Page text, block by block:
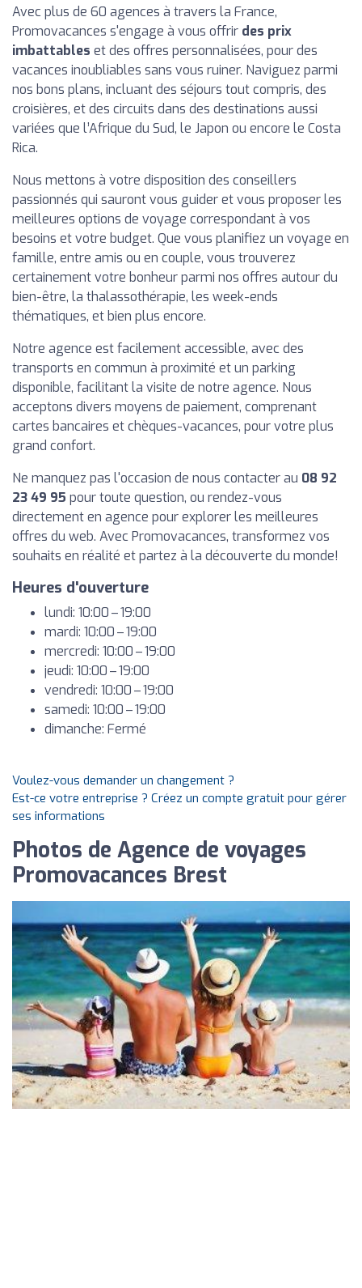
Avec plus de 60 agences à travers la France,
Promovacances s'engage à vous offrir des prix
imbattables et des offres personnalisées, pour des
vacances inoubliables sans vous ruiner. Naviguez parmi
nos bons plans, incluant des séjours tout compris, des
croisières, et des circuits dans des destinations aussi
variées que l’Afrique du Sud, le Japon ou encore le Costa
Rica.
Nous mettons à votre disposition des conseillers
passionnés qui sauront vous guider et vous proposer les
meilleures options de voyage correspondant à vos
besoins et votre budget. Que vous planifiez un voyage en
famille, entre amis ou en couple, vous trouverez
certainement votre bonheur parmi nos offres autour du
bien-être, la thalassothérapie, les week-ends
thématiques, et bien plus encore.
Notre agence est facilement accessible, avec des
transports en commun à proximité et un parking
disponible, facilitant la visite de notre agence. Nous
acceptons divers moyens de paiement, comprenant
cartes bancaires et chèques-vacances, pour votre plus
grand confort.
Ne manquez pas l'occasion de nous contacter au 08 92
23 49 95 pour toute question, ou rendez-vous
directement en agence pour explorer les meilleures
offres du web. Avec Promovacances, transformez vos
souhaits en réalité et partez à la découverte du monde!
Heures d'ouverture
lundi: 10:00 – 19:00
mardi: 10:00 – 19:00
mercredi: 10:00 – 19:00
jeudi: 10:00 – 19:00
vendredi: 10:00 – 19:00
samedi: 10:00 – 19:00
dimanche: Fermé
Voulez-vous demander un changement ?
Est-ce votre entreprise ? Créez un compte gratuit pour gérer
ses informations
Photos de Agence de voyages
Promovacances Brest